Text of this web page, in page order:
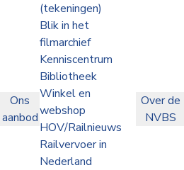
Ons
aanbod
(tekeningen)
Blik in het
filmarchief
Kenniscentrum
Bibliotheek
Winkel en
webshop
HOV/Railnieuws
Railvervoer in
Nederland
Over de
NVBS